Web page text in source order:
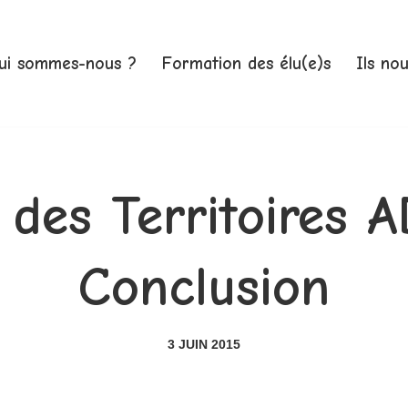
sommes-nous ? Formation des élu(e)s Ils
des Territoires
Conclusion
3 JUIN 2015